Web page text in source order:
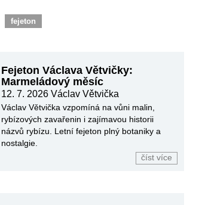
fejeton
Fejeton Václava Větvičky:
Marmeládový měsíc
12. 7. 2026Václav Větvička
Václav Větvička vzpomíná na vůni malin,
rybízových zavařenin i zajímavou historii
názvů rybízu. Letní fejeton plný botaniky a
nostalgie.
číst více